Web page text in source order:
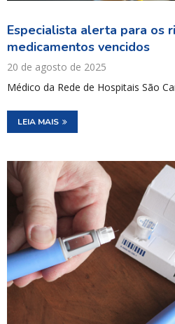
Especialista alerta para os
medicamentos vencidos
20 de agosto de 2025
Médico da Rede de Hospitais São
LEIA MAIS